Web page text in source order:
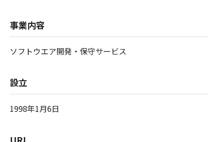
事業内容
ソフトウエア開発・保守サービス
設立
1998年1月6日
URL